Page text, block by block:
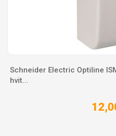
Schneider Electric Optiline
hvit...